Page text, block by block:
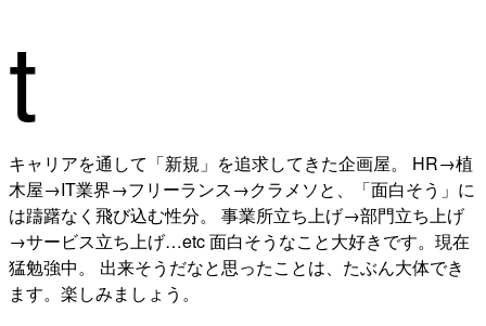
t
キャリアを通して「新規」を追求してきた企画屋。 HR→植
木屋→IT業界→フリーランス→クラメソと、「面白そう」に
は躊躇なく飛び込む性分。 事業所立ち上げ→部門立ち上げ
→サービス立ち上げ…etc 面白そうなこと大好きです。現在
猛勉強中。 出来そうだなと思ったことは、たぶん大体でき
ます。楽しみましょう。